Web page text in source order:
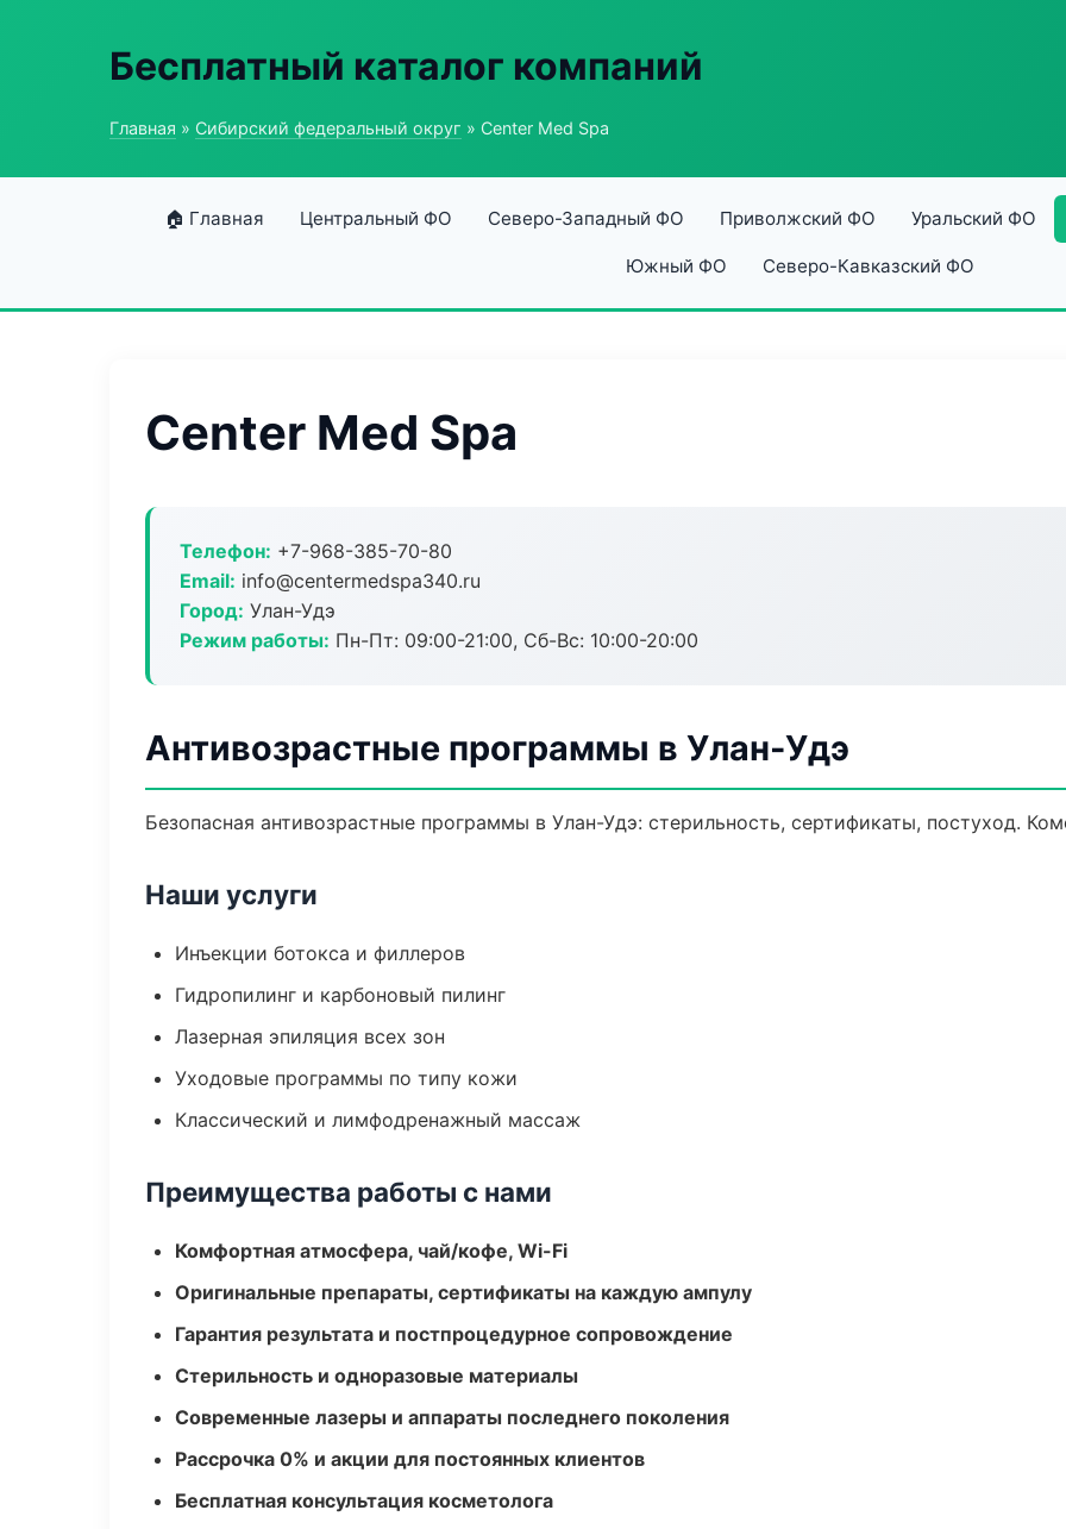
Бесплатный каталог компаний
Главная » Сибирский федеральный округ » Center Med Spa
🏠 Главная Центральный ФО Северо-Западный ФО Приволжский ФО Уральский ФО
Южный ФО Северо-Кавказский ФО
Center Med Spa
Телефон: +7-968-385-70-80
Email: info@centermedspa340.ru
Город: Улан-Удэ
Режим работы: Пн-Пт: 09:00-21:00, Сб-Вс: 10:00-20:00
Антивозрастные программы в Улан-Удэ
Безопасная антивозрастные программы в Улан-Удэ: стерильность, сертификаты, постуход.
Наши услуги
Инъекции ботокса и филлеров
Гидропилинг и карбоновый пилинг
Лазерная эпиляция всех зон
Уходовые программы по типу кожи
Классический и лимфодренажный массаж
Преимущества работы с нами
Комфортная атмосфера, чай/кофе, Wi-Fi
Оригинальные препараты, сертификаты на каждую ампулу
Гарантия результата и постпроцедурное сопровождение
Стерильность и одноразовые материалы
Современные лазеры и аппараты последнего поколения
Рассрочка 0% и акции для постоянных клиентов
Бесплатная консультация косметолога